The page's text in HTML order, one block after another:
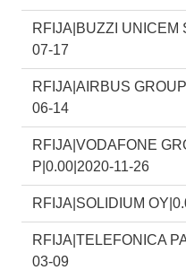
RFIJA|BUZZI UNICEM
07-17
RFIJA|AIRBUS
06-14
RFIJA|VODAFONE
P|0.00|2020-11-26
RFIJA|SOLIDIUM
RFIJA|TELEFONICA
03-09